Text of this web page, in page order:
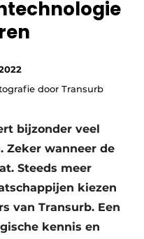
door Transurb
bijzonder veel
Zeker wanneer de
Steeds meer
kiezen
van Transurb. Een
kennis en